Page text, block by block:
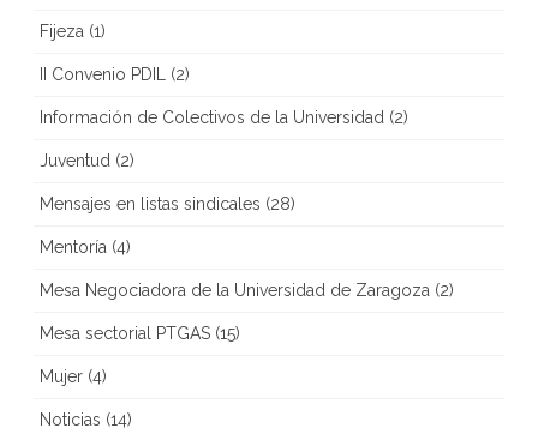
Fijeza (1)
II Convenio PDIL (2)
Información de Colectivos de la Universidad (2)
Juventud (2)
Mensajes en listas sindicales (28)
Mentoría (4)
Mesa Negociadora de la Universidad de Zaragoza (2)
Mesa sectorial PTGAS (15)
Mujer (4)
Noticias (14)